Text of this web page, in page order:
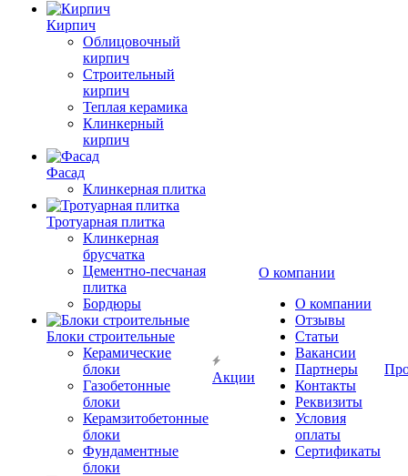
Кирпич
Облицовочный
кирпич
Строительный
кирпич
Теплая керамика
Клинкерный
кирпич
Фасад
Клинкерная плитка
Тротуарная плитка
Клинкерная
брусчатка
Цементно-песчаная
плитка
Бордюры
Блоки строительные
Керамические
блоки
Газобетонные
блоки
Керамзитобетонные
блоки
Фундаментные
блоки
Акции
О компании
О компании
Отзывы
Статьи
Вакансии
Партнеры
Контакты
Реквизиты
Условия
оплаты
Сертификаты